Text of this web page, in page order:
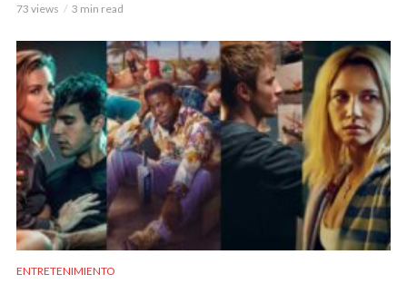
73 views 3 min read
ENTRETENIMIENTO